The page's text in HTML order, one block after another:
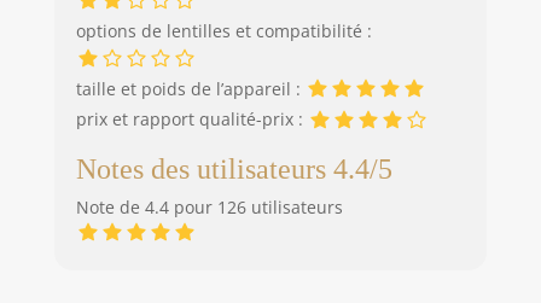
Vous pourrez ainsi
modes et effets de
prise de vue, et
le flou d'arrière-
pour des photos
options de lentilles et compatibilité :
taille et poids de l’appareil :
prix et rapport qualité-prix :
Notes des utilisateurs 4.4/5
Note de 4.4 pour 126 utilisateurs